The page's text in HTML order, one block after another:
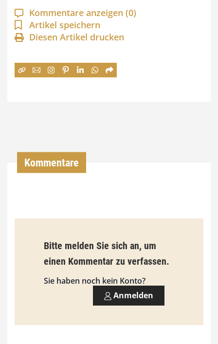
a
n
n
:
9
3
0
0
Kommentare anzeigen (0)
Artikel speichern
Diesen Artikel drucken
Kommentare
Bitte melden Sie sich an, um
einen Kommentar zu verfassen.
Sie haben noch kein Konto?
Anmelden